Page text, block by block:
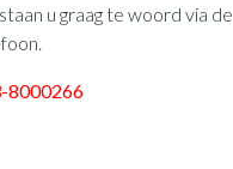
u graag te woord via de
8000266